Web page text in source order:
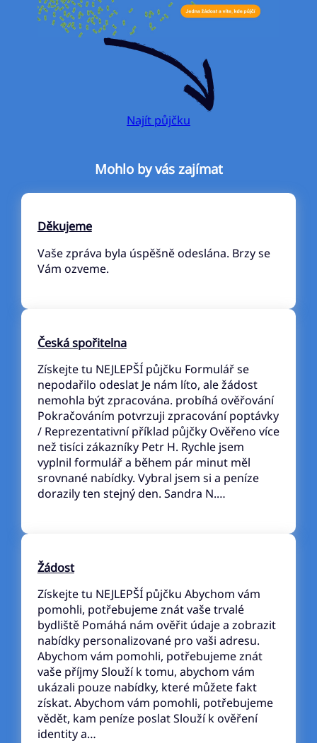
Najít půjčku
Mohlo by vás zajímat
Děkujeme
Vaše zpráva byla úspěšně odeslána. Brzy se
Vám ozveme.
Česká spořitelna
Získejte tu NEJLEPŠÍ půjčku Formulář se
nepodařilo odeslat Je nám líto, ale žádost
nemohla být zpracována. probíhá ověřování
Pokračováním potvrzuji zpracování poptávky
/ Reprezentativní příklad půjčky Ověřeno více
než tisíci zákazníky Petr H. Rychle jsem
vyplnil formulář a během pár minut měl
srovnané nabídky. Vybral jsem si a peníze
dorazily ten stejný den. Sandra N.…
Žádost
Získejte tu NEJLEPŠÍ půjčku Abychom vám
pomohli, potřebujeme znát vaše trvalé
bydliště Pomáhá nám ověřit údaje a zobrazit
nabídky personalizované pro vaši adresu.
Abychom vám pomohli, potřebujeme znát
vaše příjmy Slouží k tomu, abychom vám
ukázali pouze nabídky, které můžete fakt
získat. Abychom vám pomohli, potřebujeme
vědět, kam peníze poslat Slouží k ověření
identity a…